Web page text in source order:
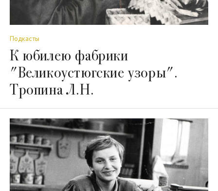
Подкасты
К юбилею фабрики
"Великоустюгские узоры".
Тропина Л.Н.